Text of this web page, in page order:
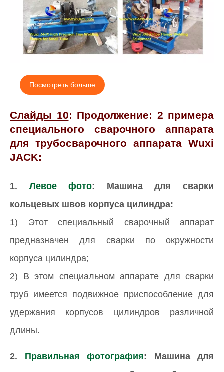
Посмотреть больше
Слайды 10: Продолжение: 2 примера
специального сварочного аппарата
для трубосварочного аппарата Wuxi
JACK:
1. Левое фото: Машина для сварки
кольцевых швов корпуса цилиндра:
1) Этот специальный сварочный аппарат
предназначен для сварки по окружности
корпуса цилиндра;
2) В этом специальном аппарате для сварки
труб имеется подвижное приспособление для
удержания корпусов цилиндров различной
длины.
2. Правильная фотография: Машина для